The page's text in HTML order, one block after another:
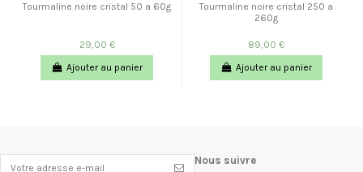
Tourmaline noire cristal 50 a 60g
29,00 €
Ajouter au panier
Tourmaline noire cristal 250 a
260g
89,00 €
Ajouter au panier
Nous suivre